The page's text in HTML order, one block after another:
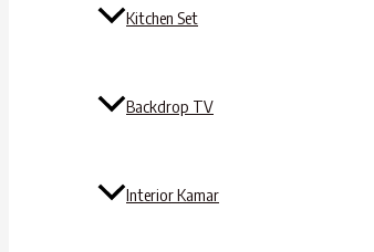
Kitchen Set
Backdrop TV
Interior Kamar